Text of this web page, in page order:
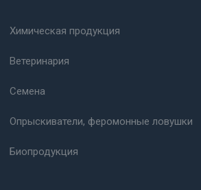
Химическая продукция
Ветеринария
Семена
Опрыскиватели, феромонные ловушки
Биопродукция